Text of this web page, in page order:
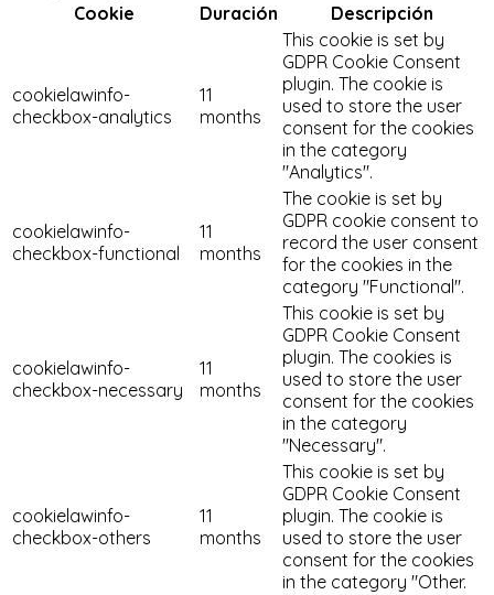
Cookie
Duración Descripción
cookielawinfo-
checkbox-analytics
11
months
This cookie is set by
GDPR Cookie Consent
plugin. The cookie is
used to store the user
consent for the cookies
in the category
"Analytics".
cookielawinfo-
checkbox-functional
11
months
The cookie is set by
GDPR cookie consent to
record the user consent
for the cookies in the
category "Functional".
cookielawinfo-
checkbox-necessary
11
months
This cookie is set by
GDPR Cookie Consent
plugin. The cookies is
used to store the user
consent for the cookies
in the category
"Necessary".
cookielawinfo-
checkbox-others
11
months
This cookie is set by
GDPR Cookie Consent
plugin. The cookie is
used to store the user
consent for the cookies
in the category "Other.